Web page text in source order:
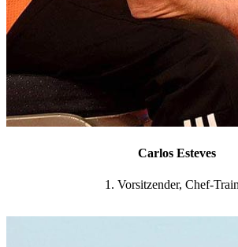
Carlos Esteves
1. Vorsitzender, Chef-